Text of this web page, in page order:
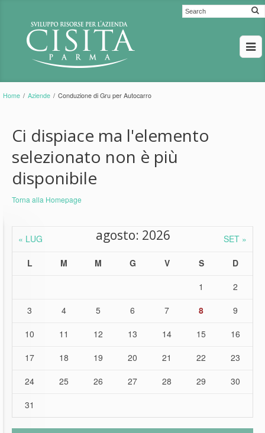
Home / Aziende / Conduzione di Gru per Autocarro
Ci dispiace ma l'elemento
selezionato non è più
disponibile
Torna alla Homepage
« LUG SET »
agosto: 2026
L M M G V S
D
1
2
3
4 5 6 7 8
9
10
11 12 13 14 15
16
17
18 19 20 21 22
23
24
25 26 27 28 29
30
31